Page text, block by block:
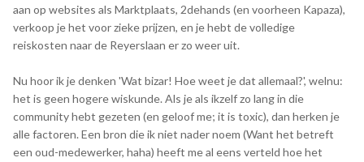
aan op websites als Marktplaats, 2dehands (en voorheen Kapaza),
verkoop je het voor zieke prijzen, en je hebt de volledige
reiskosten naar de Reyerslaan er zo weer uit.
Nu hoor ik je denken 'Wat bizar! Hoe weet je dat allemaal?', welnu:
het is geen hogere wiskunde. Als je als ikzelf zo lang in die
community hebt gezeten (en geloof me; it is toxic), dan herken je
alle factoren. Een bron die ik niet nader noem (Want het betreft
een oud-medewerker, haha) heeft me al eens verteld hoe het